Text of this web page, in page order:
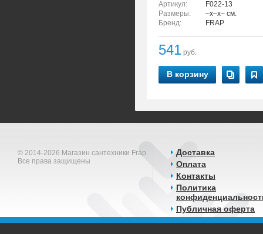
Артикул:
F022-13
Размеры:
–x–x– см.
Бренд:
FRAP
541 руб.
В корзину
© 2014-2026 Магазин сантехники Frap
Все права защищены
Доставка
Оплата
Контакты
Политика
Публичная оферта